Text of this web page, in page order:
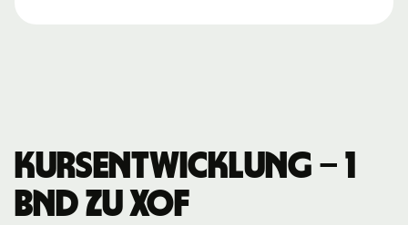
Kursentwicklung – 1
BND zu XOF